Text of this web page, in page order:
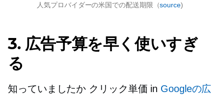
人気プロバイダーの米国での配送期限（source)
3. 広告予算を早く使いすぎ
る
知っていましたか クリック単価 in Googleの広